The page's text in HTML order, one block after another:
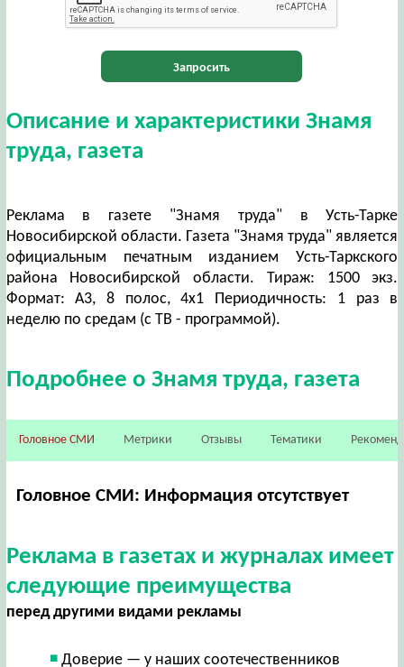
Запросить
Описание и характеристики Знамя
труда, газета
Реклама в газете "Знамя труда" в Усть-Тарке
Новосибирской области. Газета "Знамя труда" является
официальным печатным изданием Усть-Таркского
района Новосибирской области. Тираж: 1500 экз.
Формат: А3, 8 полос, 4х1 Периодичность: 1 раз в
неделю по средам (с ТВ - программой).
Подробнее о Знамя труда, газета
Головное СМИ Метрики Отзывы Тематики
Головное СМИ: Информация отсутствует
Реклама в газетах и журналах имеет
следующие преимущества
перед другими видами рекламы
Доверие — у наших соотечественников